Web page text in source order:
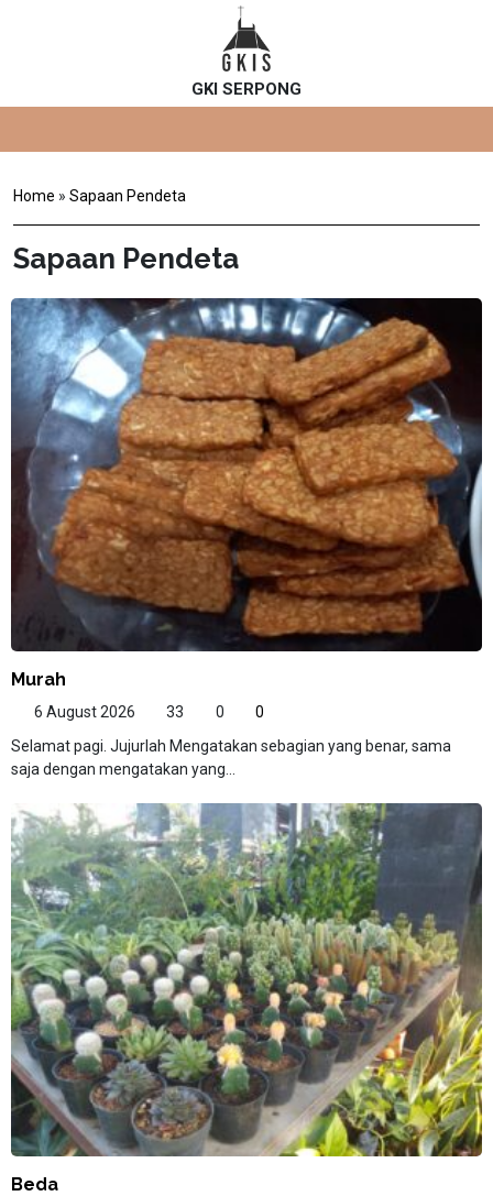
GKI SERPONG
Home » Sapaan Pendeta
Sapaan Pendeta
Murah
6 August 2026 33 0
0
Selamat pagi. Jujurlah Mengatakan sebagian yang benar, sama
saja dengan mengatakan yang...
Beda